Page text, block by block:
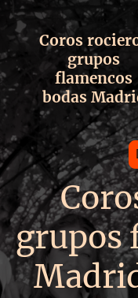
Coros
grupos
flamencos
bodas
grupos